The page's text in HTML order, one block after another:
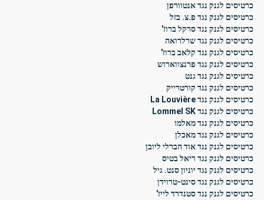
כרטיסים לגנק נגד אנטוורפן
כרטיסים לגנק נגד פ.צ. בזל
כרטיסים לגנק נגד סרקל ברוז'
כרטיסים לגנק נגד שרלרואה
כרטיסים לגנק נגד קלאב ברוז'
כרטיסים לגנק נגד פרנצווארוש
כרטיסים לגנק נגד גנט
כרטיסים לגנק נגד קורטרייק
כרטיסים לגנק נגד La Louvière
כרטיסים לגנק נגד Lommel SK
כרטיסים לגנק נגד מאלמו
כרטיסים לגנק נגד מאכלן
כרטיסים לגנק נגד אוד הברלי ליובן
כרטיסים לגנק נגד ריאל בטיס
כרטיסים לגנק נגד יוניון סנט. גיל
כרטיסים לגנק נגד סינט-טרוידן
כרטיסים לגנק נגד סטנדרד לייז'